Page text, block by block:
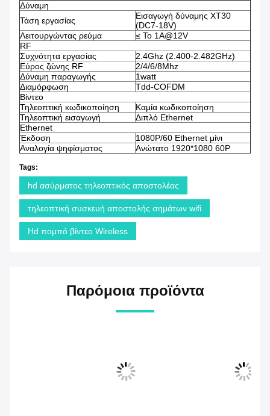
Δύναμη
Τάση εργασίας
Εισαγωγή δύναμης XT30
(DC7-18V)
Λειτουργώντας ρεύμα
≤ Το 1A@12V
RF
Συχνότητα εργασίας
2.4Ghz (2.400-2.482GHz)
Εύρος ζώνης RF
2/4/6/8Mhz
Δύναμη παραγωγής
1watt
Διαμόρφωση
Tdd-COFDM
Βίντεο
Τηλεοπτική κωδικοποίηση
Καμία κωδικοποίηση
Τηλεοπτική εισαγωγή
Διπλό Ethernet
Ethernet
Έκδοση
1080P/60 Ethernet μίνι
Αναλογία ψηφίσματος
Ανώτατο 1920*1080 60P
Tags:
hd ασύρματος τηλεοπτικός αποστολέας
τηλεοπτική συσκευή αποστολής σημάτων wifi
Hd πομπό βίντεο Wireless
Παρόμοια προϊόντα